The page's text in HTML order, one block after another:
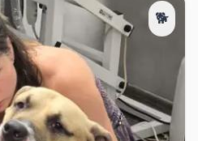
🐕